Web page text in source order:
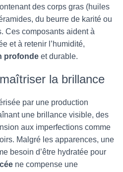
des corps gras (huiles
du beurre de karité ou
Ces composants aident à
et à retenir l’humidité,
profonde et durable.
la brillance
par une production
une brillance visible, des
aux imperfections comme
Malgré les apparences, une
besoin d’être hydratée pour
ne compense une